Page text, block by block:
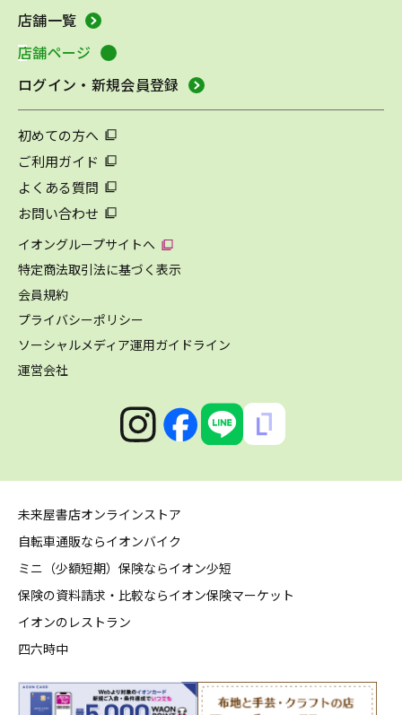
店舗一覧
店舗ページ
ログイン・新規会員登録
初めての方へ
ご利用ガイド
よくある質問
お問い合わせ
イオングループサイトへ
特定商法取引法に基づく表示
会員規約
プライバシーポリシー
ソーシャルメディア運用ガイドライン
運営会社
未来屋書店オンラインストア
自転車通販ならイオンバイク
ミニ（少額短期）保険ならイオン少短
保険の資料請求・比較ならイオン保険マーケット
イオンのレストラン
四六時中